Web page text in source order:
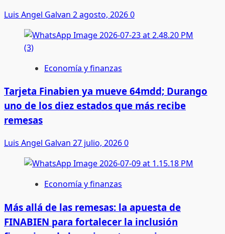
Luis Angel Galvan 2 agosto, 20260
Economía y finanzas
Tarjeta Finabien ya mueve 64mdd; Durango
uno de los diez estados que más recibe
remesas
Luis Angel Galvan 27 julio, 20260
Economía y finanzas
Más allá de las remesas: la apuesta de
FINABIEN para fortalecer la inclusión